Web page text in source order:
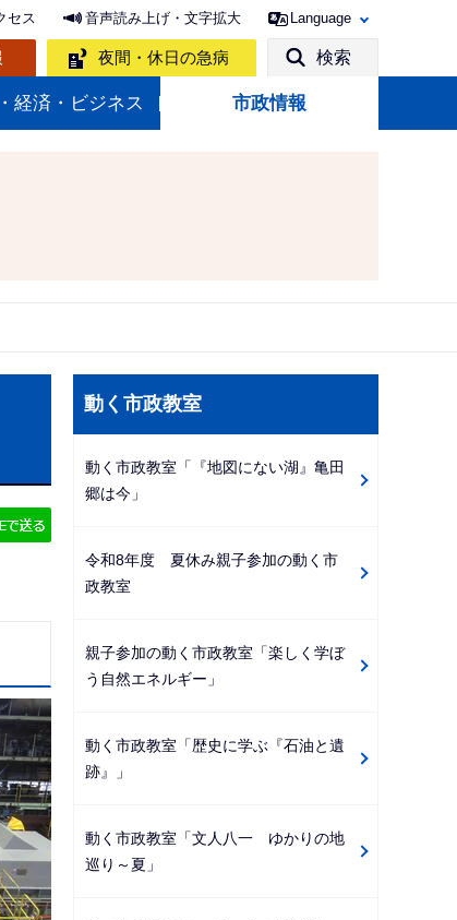
セス 音声読み上げ・文字拡大 Language
夜間・休日の急病 検索
経済・ビジネス 市政情報
こ
ら
動く市政教室
動く市政教室「『地図にない湖』亀田
郷は今」
令和8年度 夏休み親子参加の動く市
政教室
親子参加の動く市政教室「楽しく学ぼ
う自然エネルギー」
動く市政教室「歴史に学ぶ『石油と遺
跡』」
動く市政教室「文人八一 ゆかりの地
巡り～夏」